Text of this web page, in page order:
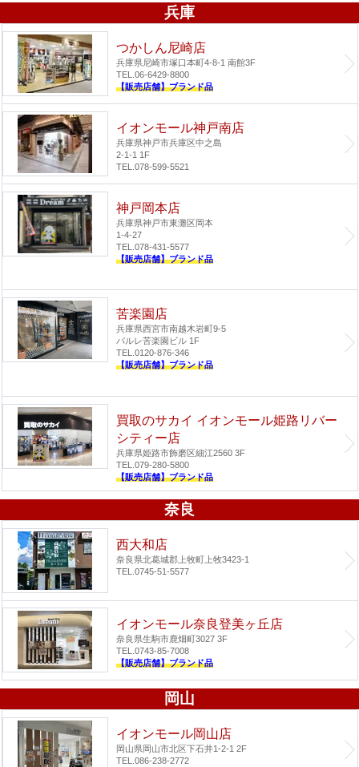
兵庫
つかしん尼崎店
兵庫県尼崎市塚口本町4-8-1 南館3F
TEL.06-6429-8800
【販売店舗】ブランド品
イオンモール神戸南店
兵庫県神戸市兵庫区中之島
2-1-1 1F
TEL.078-599-5521
神戸岡本店
兵庫県神戸市東灘区岡本
1-4-27
TEL.078-431-5577
【販売店舗】ブランド品
苦楽園店
兵庫県西宮市南越木岩町9-5
パルレ苦楽園ビル 1F
TEL.0120-876-346
【販売店舗】ブランド品
買取のサカイ イオンモール姫路リバー
シティー店
兵庫県姫路市飾磨区細江2560 3F
TEL.079-280-5800
【販売店舗】ブランド品
奈良
西大和店
奈良県北葛城郡上牧町上牧3423-1
TEL.0745-51-5577
イオンモール奈良登美ヶ丘店
奈良県生駒市鹿畑町3027 3F
TEL.0743-85-7008
【販売店舗】ブランド品
岡山
イオンモール岡山店
岡山県岡山市北区下石井1-2-1 2F
TEL.086-238-2772